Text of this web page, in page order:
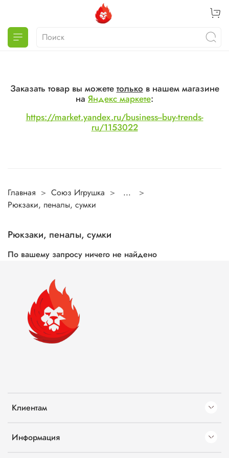
Заказать товар вы можете только в нашем магазине
на Яндекс маркете:
https://market.yandex.ru/business--buy-trends-
ru/1153022
Главная Союз Игрушка
...
Рюкзаки, пеналы, сумки
Рюкзаки, пеналы, сумки
По вашему запросу ничего не найдено
Клиентам
Информация